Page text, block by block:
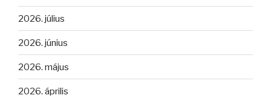
2026. július
2026. június
2026. május
2026. április